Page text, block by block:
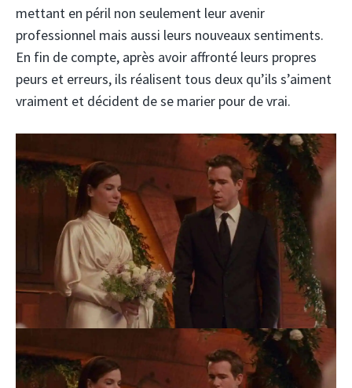
mettant en péril non seulement leur avenir
professionnel mais aussi leurs nouveaux sentiments.
En fin de compte, après avoir affronté leurs propres
peurs et erreurs, ils réalisent tous deux qu’ils s’aiment
vraiment et décident de se marier pour de vrai.